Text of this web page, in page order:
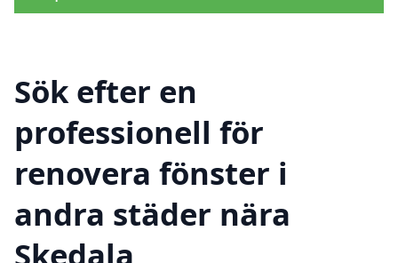
Sök efter en
professionell för
renovera fönster i
andra städer nära
Skedala